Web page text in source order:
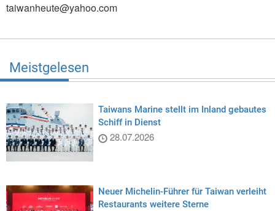
taiwanheute@yahoo.com
Meistgelesen
Taiwans Marine stellt im Inland gebautes
Schiff in Dienst
28.07.2026
Neuer Michelin-Führer für Taiwan verleiht
Restaurants weitere Sterne